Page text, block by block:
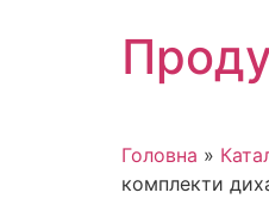
Головна »
комплекти